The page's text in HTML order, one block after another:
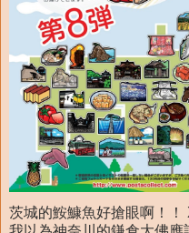
茨城的鮟鱇魚好搶眼啊！！